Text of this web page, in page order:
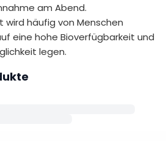
am Abend.
wird häufig von Menschen
eine hohe Bioverfügbarkeit und
legen.